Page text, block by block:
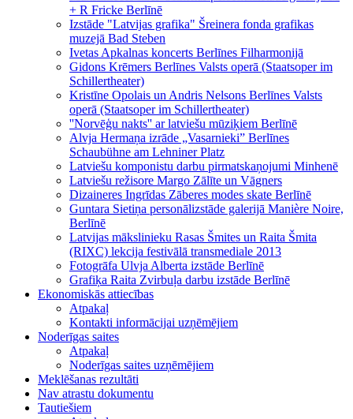
+ R Fricke Berlīnē
Izstāde "Latvijas grafika" Šreinera fonda grafikas
muzejā Bad Steben
Ivetas Apkalnas koncerts Berlīnes Filharmonijā
Gidons Krēmers Berlīnes Valsts operā (Staatsoper im
Schillertheater)
Kristīne Opolais un Andris Nelsons Berlīnes Valsts
operā (Staatsoper im Schillertheater)
''Norvēģu nakts'' ar latviešu mūziķiem Berlīnē
Alvja Hermaņa izrāde „Vasarnieki” Berlīnes
Schaubühne am Lehniner Platz
Latviešu komponistu darbu pirmatskaņojumi Minhenē
Latviešu režisore Margo Zālīte un Vāgners
Dizaineres Ingrīdas Zāberes modes skate Berlīnē
Guntara Sietiņa personālizstāde galerijā Manière Noire,
Berlīnē
Latvijas mākslinieku Rasas Šmites un Raita Šmita
(RIXC) lekcija festivālā transmediale 2013
Fotogrāfa Ulvja Alberta izstāde Berlīnē
Grafiķa Raita Zvirbuļa darbu izstāde Berlīnē
Ekonomiskās attiecības
Atpakaļ
Kontakti informācijai uzņēmējiem
Noderīgas saites
Atpakaļ
Noderīgas saites uzņēmējiem
Meklēšanas rezultāti
Nav atrastu dokumentu
Tautiešiem